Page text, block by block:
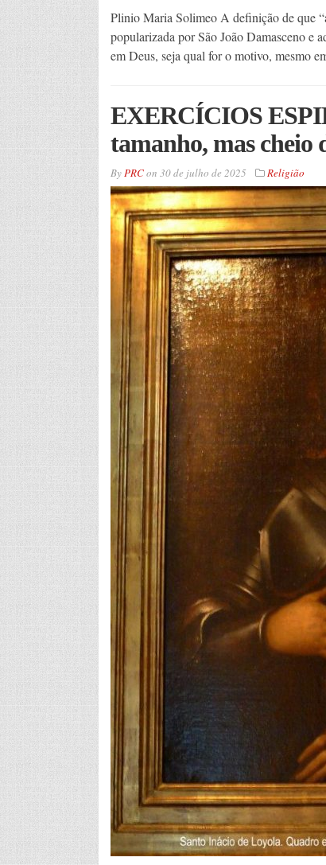
Plinio Maria Solimeo A definição de que
popularizada por São João Damasceno e
em Deus, seja qual for o motivo, mesmo
EXERCÍCIOS
tamanho, mas cheio
ByPRCon 30 de julho de 2025 Religião